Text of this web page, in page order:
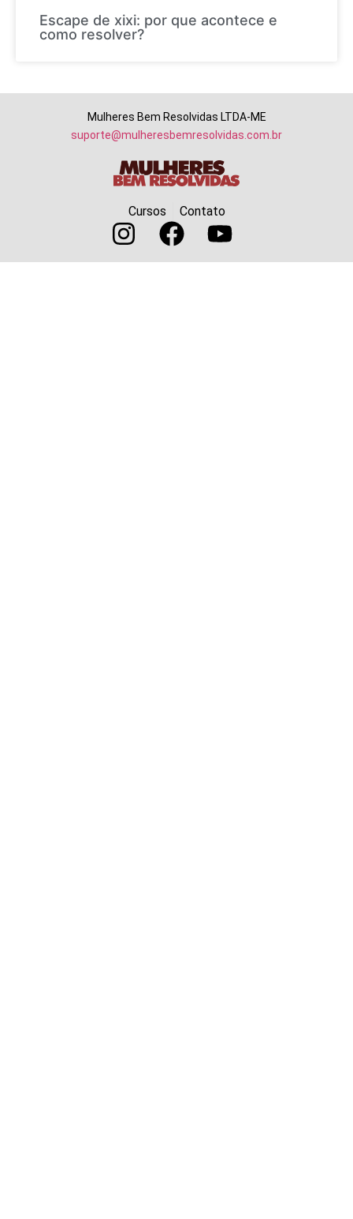
Escape de xixi: por que acontece e
como resolver?
Mulheres Bem Resolvidas LTDA-ME
suporte@mulheresbemresolvidas.com.br
Cursos Contato